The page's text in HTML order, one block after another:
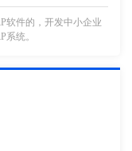
软件的，开发中小企业
统。